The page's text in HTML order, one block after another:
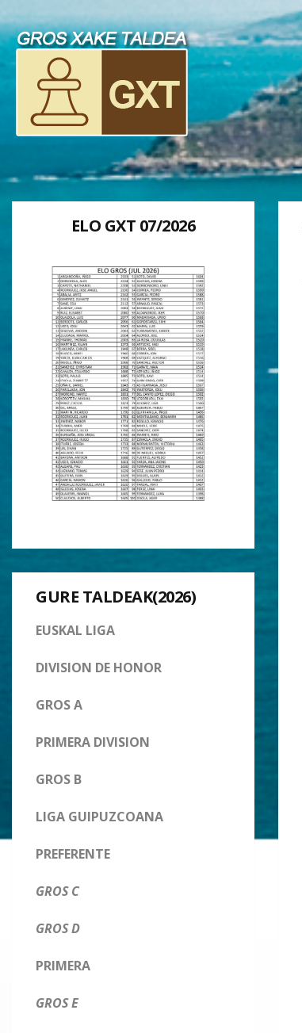
ELO GXT 07/2026
GURE TALDEAK(2026)
EUSKAL LIGA
DIVISION DE HONOR
GROS A
PRIMERA DIVISION
GROS B
LIGA GUIPUZCOANA
PREFERENTE
GROS C
GROS D
PRIMERA
GROS E